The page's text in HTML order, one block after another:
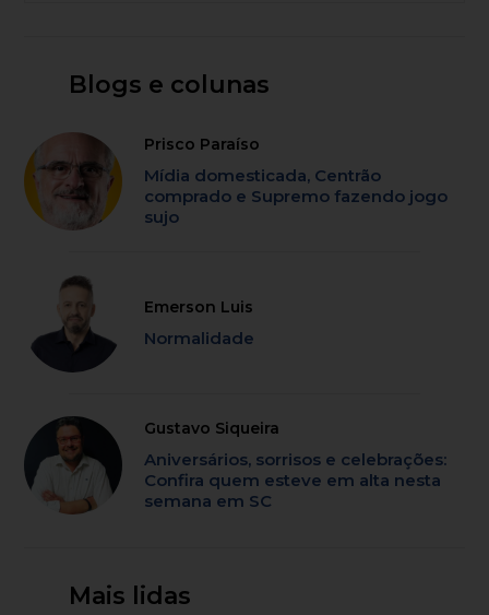
Blogs e colunas
Prisco Paraíso
Mídia domesticada, Centrão
comprado e Supremo fazendo jogo
sujo
Emerson Luis
Normalidade
Gustavo Siqueira
Aniversários, sorrisos e celebrações:
Confira quem esteve em alta nesta
semana em SC
Mais lidas